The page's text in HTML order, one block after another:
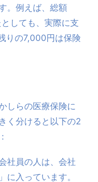
。例えば、総額
しても、実際に支
りの7,000円は保険
しらの医療保険に
く分けると以下の2
社員の人は、会社
に入っています。